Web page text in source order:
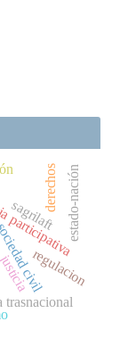
civil
sagrilaft estado-nación
trasnacional
derechos
regulacion